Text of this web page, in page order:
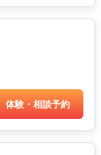
体験・相談予約